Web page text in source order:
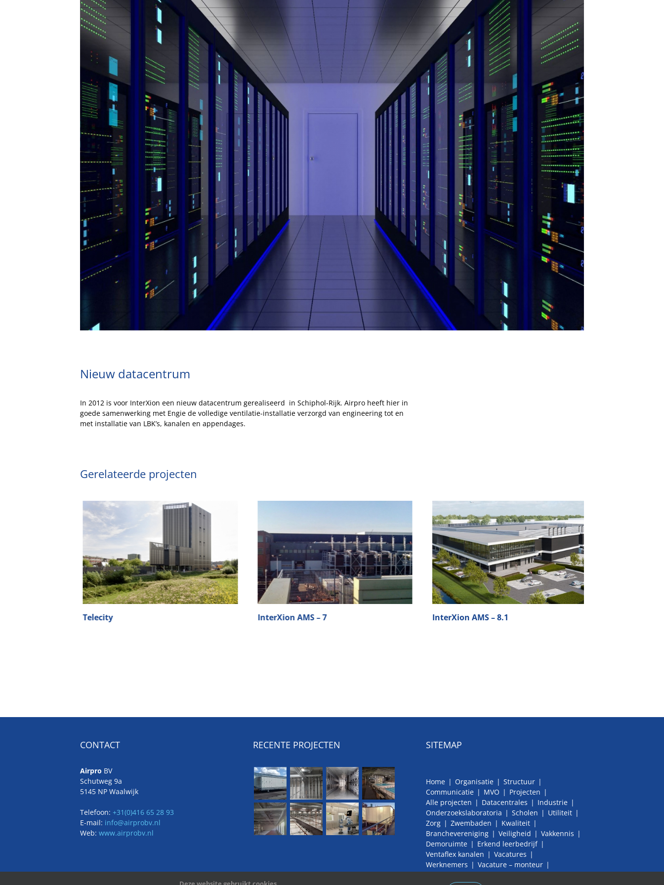
Larger
Image
Nieuw datacentrum
In 2012 is voor InterXion een nieuw datacentrum gerealiseerd in Schiphol-Rijk. Airpro heeft hier in
goede samenwerking met Engie de volledige ventilatie-installatie verzorgd van engineering tot en
met installatie van LBK’s, kanalen en appendages.
Gerelateerde projecten
Telecity InterXion AMS – 7 InterXion AMS – 8.1
CONTACT
Airpro BV
Schutweg 9a
5145 NP Waalwijk
Telefoon: +31(0)416 65 28 93
E-mail: info@airprobv.nl
Web: www.airprobv.nl
RECENTE PROJECTEN SITEMAP
Home Organisatie
Structuur
Communicatie
MVO
Projecten
Alle projecten
Datacentrales
Industrie
Onderzoekslaboratoria
Scholen
Utiliteit
Zorg
Zwembaden
Kwaliteit
Branchevereniging
Veiligheid
Vakkennis
Demoruimte
Erkend leerbedrijf
Ventaflex kanalen
Vacatures
Werknemers
Vacature – monteur
Vacature – BIM modelleur / Revit tekenaar